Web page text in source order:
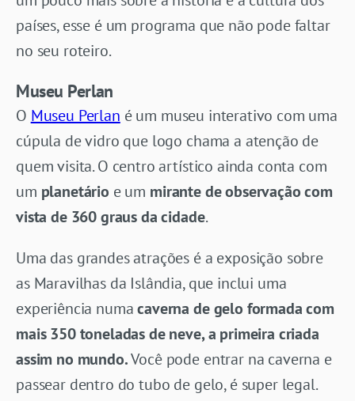
países, esse é um programa que não pode faltar
no seu roteiro.
Museu Perlan
O Museu Perlan é um museu interativo com uma
cúpula de vidro que logo chama a atenção de
quem visita. O centro artístico ainda conta com
um planetário e um mirante de observação com
vista de 360 graus da cidade.
Uma das grandes atrações é a exposição sobre
as Maravilhas da Islândia, que inclui uma
experiência numacaverna de gelo formada com
mais 350 toneladas de neve, a primeira criada
assim no mundo.Você pode entrar na caverna e
passear dentro do tubo de gelo, é super legal.